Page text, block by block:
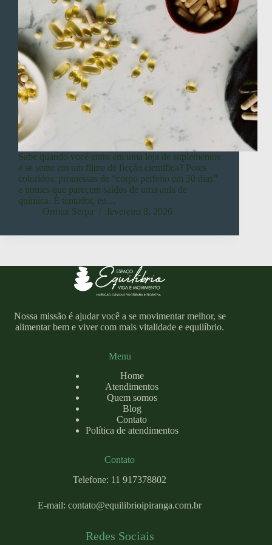
Sabe quando você entra em uma loja de suplementos
e se sente em um filme de ficção científica? Potes
coloridos, promessas de “corpo perfeito em 30 dias”
e nomes que parecem saídos de uma aula de
química. É tentador, eu…
Ormuz Serpa
fevereiro 8, 2026
Nossa missão é ajudar você a se movimentar melhor, se
alimentar bem e viver com mais vitalidade e equilíbrio.
Menu
Home
Atendimentos
Quem somos
Blog
Contato
Política de atendimentos
Contato
Telefone: 11 917378802
E-mail:contato@equilibrioipiranga.com.br
Redes Sociais